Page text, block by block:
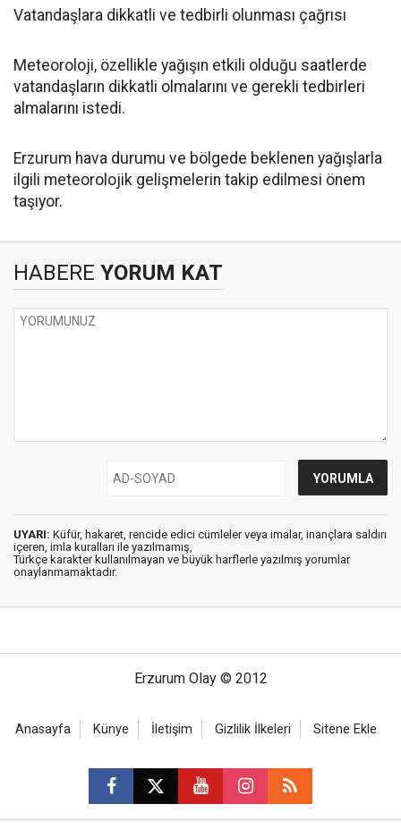
Vatandaşlara dikkatli ve tedbirli olunması çağrısı
Meteoroloji, özellikle yağışın etkili olduğu saatlerde
vatandaşların dikkatli olmalarını ve gerekli tedbirleri
almalarını istedi.
Erzurum hava durumu ve bölgede beklenen yağışlarla
ilgili meteorolojik gelişmelerin takip edilmesi önem
taşıyor.
HABERE YORUM KAT
UYARI: Küfür, hakaret, rencide edici cümleler veya imalar, inançlara saldırı
içeren, imla kuralları ile yazılmamış,
Türkçe karakter kullanılmayan ve büyük harflerle yazılmış yorumlar
onaylanmamaktadır.
Erzurum Olay © 2012
Anasayfa Künye İletişim Gizlilik İlkeleri Sitene Ekle